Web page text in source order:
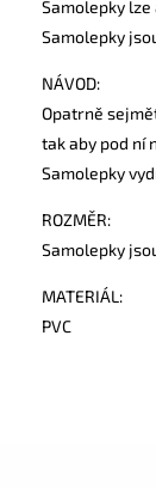
Samolepky
Samolepky
NÁVOD:
Opatrně
tak aby pod ní
Samolepky
ROZMĚR:
Samolepky
MATERIÁL:
PVC